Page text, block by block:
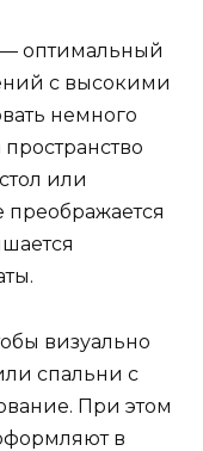
оптимальный
с высокими
немного
или
преображается
визуально
спальни с
При этом
в